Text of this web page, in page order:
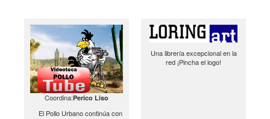
Coordina:Perico Liso
El Pollo Urbano continúa con
Una librería excepcional en la
red ¡Pincha el logo!